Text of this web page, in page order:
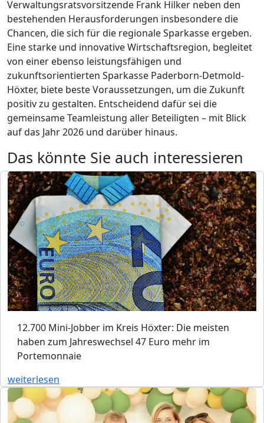
Verwaltungsratsvorsitzende Frank Hilker neben den
bestehenden Herausforderungen insbesondere die
Chancen, die sich für die regionale Sparkasse ergeben.
Eine starke und innovative Wirtschaftsregion, begleitet
von einer ebenso leistungsfähigen und
zukunftsorientierten Sparkasse Paderborn-Detmold-
Höxter, biete beste Voraussetzungen, um die Zukunft
positiv zu gestalten. Entscheidend dafür sei die
gemeinsame Teamleistung aller Beteiligten – mit Blick
auf das Jahr 2026 und darüber hinaus.
Das könnte Sie auch interessieren
12.700 Mini-Jobber im Kreis Höxter: Die meisten
haben zum Jahreswechsel 47 Euro mehr im
Portemonnaie
weiterlesen